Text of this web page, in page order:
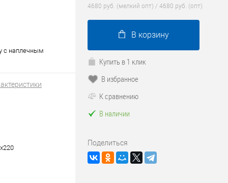
с наплечным
4680 руб. (мелкий опт) / 4680 руб. (опт)
В корзину
Купить в 1 клик
В избранное
К сравнению
В наличии
Поделиться